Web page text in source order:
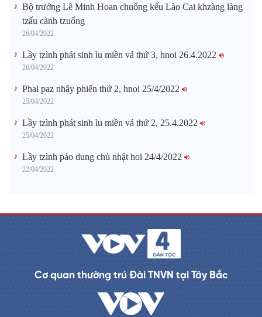
Bộ trưởng Lê Minh Hoan chuổng kếu Lào Cai khzàng làng
tzấu cành tzuống​
26/04/2022
Lầy tzình phát sinh ìu miền vả thứ 3, hnoi 26.4.2022
26/04/2022
Phai paz nhây phiến thứ 2, hnoi 25/4/2022
25/04/2022
Lầy tzình phát sinh ìu miền vả thứ 2, 25.4.2022
25/04/2022
Lầy tzình páo dung chủ nhật hoi 24/4/2022
22/04/2022
Cơ quan thường trú Đài TNVN tại Tây Bắc